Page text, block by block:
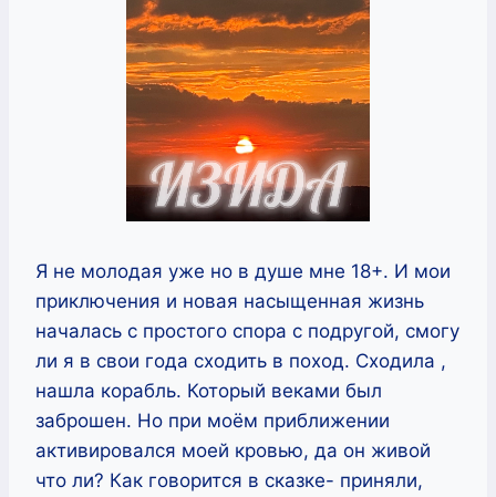
Я не молодая уже но в душе мне 18+. И мои
приключения и новая насыщенная жизнь
началась с простого спора с подругой, смогу
ли я в свои года сходить в поход. Сходила ,
нашла корабль. Который веками был
заброшен. Но при моём приближении
активировался моей кровью, да он живой
что ли? Как говорится в сказке- приняли,